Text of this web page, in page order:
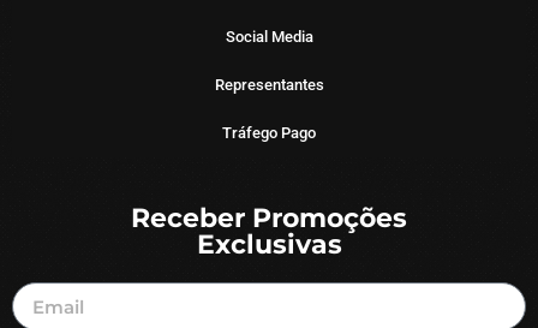
Social Media
Representantes
Tráfego Pago
Receber Promoções
Exclusivas